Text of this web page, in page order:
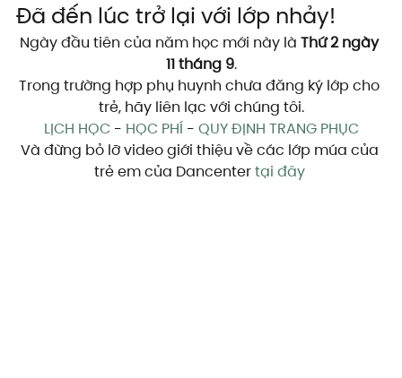
Đã đến lúc trở lại với lớp nhảy!
Ngày đầu tiên của năm học mới này là Thứ 2 ngày
11 tháng 9.
Trong trường hợp phụ huynh chưa đăng ký lớp cho
trẻ, hãy liên lạc với chúng tôi.
LỊCH HỌC - HỌC PHÍ - QUY ĐỊNH TRANG PHỤC
Và đừng bỏ lỡ video giới thiệu về các lớp múa của
trẻ em của Dancenter tại đây